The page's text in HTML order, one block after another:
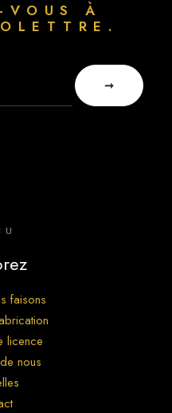
VOUS À
faisons
licence
nous